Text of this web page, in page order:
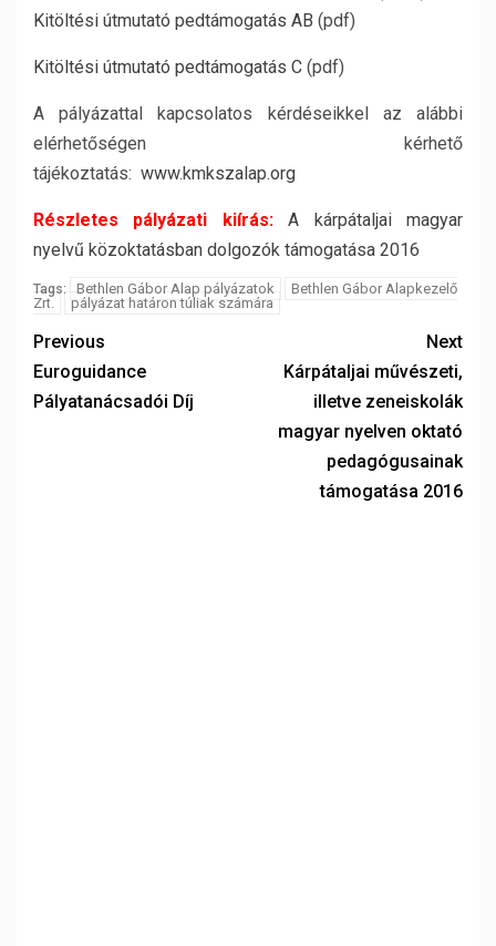
Kitöltési útmutató pedtámogatás AB (pdf)
Kitöltési útmutató pedtámogatás C (pdf)
A pályázattal kapcsolatos kérdéseikkel az alábbi
elérhetőségen kérhető
tájékoztatás: www.kmkszalap.org
Részletes pályázati kiírás:
A kárpátaljai magyar
nyelvű közoktatásban dolgozók támogatása 2016
Tags: Bethlen Gábor Alap pályázatok
Bethlen Gábor Alapkezelő
Zrt.
pályázat határon túliak számára
Previous
Euroguidance
Pályatanácsadói Díj
Next
Kárpátaljai művészeti,
illetve zeneiskolák
magyar nyelven oktató
pedagógusainak
támogatása 2016